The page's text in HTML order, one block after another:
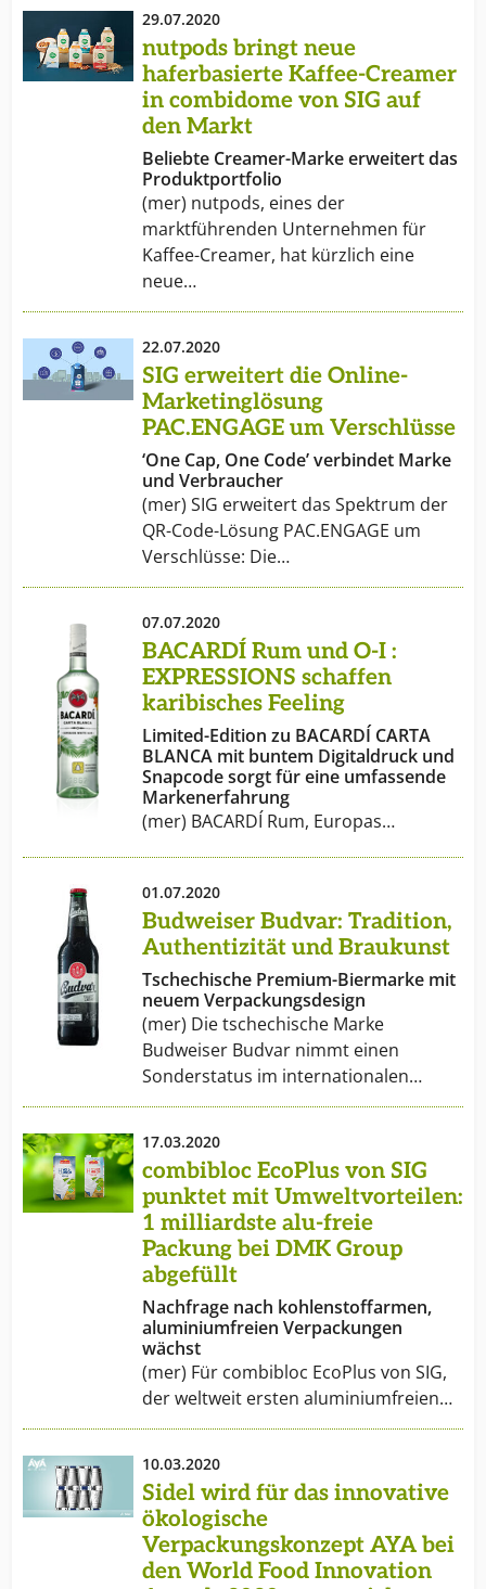
29.07.2020
nutpods bringt neue
haferbasierte Kaffee-Creamer
in combidome von SIG auf
den Markt
Beliebte Creamer-Marke erweitert das
Produktportfolio
(mer) nutpods, eines der
marktführenden Unternehmen für
Kaffee-Creamer, hat kürzlich eine
neue…
22.07.2020
SIG erweitert die Online-
Marketinglösung
PAC.ENGAGE um Verschlüsse
‘One Cap, One Code’ verbindet Marke
und Verbraucher
(mer) SIG erweitert das Spektrum der
QR-Code-Lösung PAC.ENGAGE um
Verschlüsse: Die…
07.07.2020
BACARDÍ Rum und O-I :
EXPRESSIONS schaffen
karibisches Feeling
Limited-Edition zu BACARDÍ CARTA
BLANCA mit buntem Digitaldruck und
Snapcode sorgt für eine umfassende
Markenerfahrung
(mer) BACARDÍ Rum, Europas…
01.07.2020
Budweiser Budvar: Tradition,
Authentizität und Braukunst
Tschechische Premium-Biermarke mit
neuem Verpackungsdesign
(mer) Die tschechische Marke
Budweiser Budvar nimmt einen
Sonderstatus im internationalen…
17.03.2020
combibloc EcoPlus von SIG
punktet mit Umweltvorteilen:
1 milliardste alu-freie
Packung bei DMK Group
abgefüllt
Nachfrage nach kohlenstoffarmen,
aluminiumfreien Verpackungen
wächst
(mer) Für combibloc EcoPlus von SIG,
der weltweit ersten aluminiumfreien…
10.03.2020
Sidel wird für das innovative
ökologische
Verpackungskonzept AYA bei
den World Food Innovation